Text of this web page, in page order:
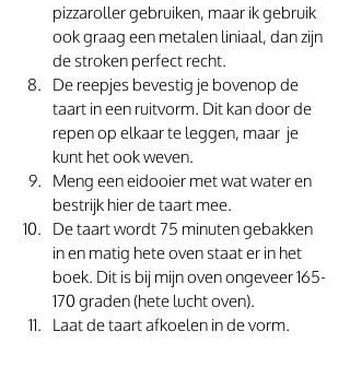
pizzaroller gebruiken, maar ik gebruik
ook graag een metalen liniaal, dan zijn
de stroken perfect recht.
De reepjes bevestig je bovenop de
taart in een ruitvorm. Dit kan door de
repen op elkaar te leggen, maar  je
kunt het ook weven.
Meng een eidooier met wat water en
bestrijk hier de taart mee.
De taart wordt 75 minuten gebakken
in en matig hete oven staat er in het
boek. Dit is bij mijn oven ongeveer 165-
170 graden (hete lucht oven).
Laat de taart afkoelen in de vorm.